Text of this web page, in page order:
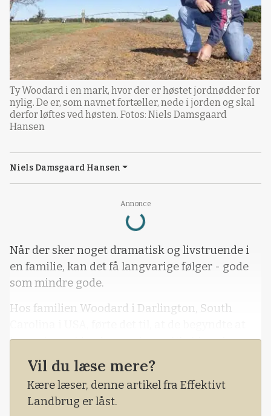
Annonce
Loading...
Ty Woodard i en mark, hvor der er høstet jordnødder for
nylig. De er, som navnet fortæller, nede i jorden og skal
derfor løftes ved høsten. Fotos: Niels Damsgaard
Hansen
Niels Damsgaard Hansen
Når der sker noget dramatisk og livstruende i
en familie, kan det få langvarige følger - gode
som mindre gode.
Hos familien Woodard i Darlington, South
bruge bomulden fra markerne til at lave tæpper
og nu også håndklæder. Men hvorfor?
- Vi har tre børn, og to af dem er tvillinger fra
september 2015.
Vil du læse mere?
Kære læser, denne artikel fra Effektivt
Landbrug er låst.